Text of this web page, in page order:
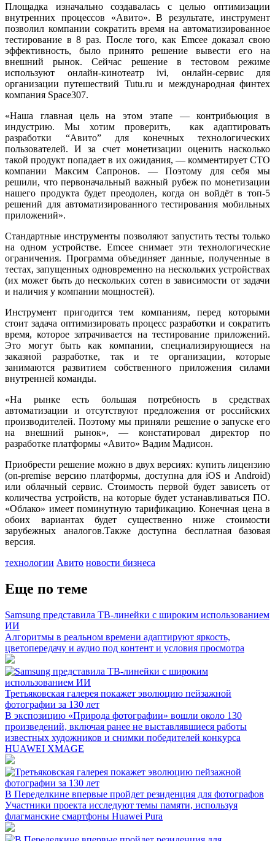
Площадка изначально создавалась с целью оптимизации
внутренних процессов «Авито». В результате, инструмент
позволил компании сократить время на автоматизированное
тестирование в 8 раз. После того, как Emcee доказал свою
эффективность, было принято решение вывести его на
внешний рынок. Сейчас решение в тестовом режиме
используют онлайн-кинотеатр ivi, онлайн-сервис для
организации путешествий Tutu.ru и международная финтех
компания Space307.
«Наша главная цель на этом этапе — контрибьюция в
индустрию. Мы хотим проверить, как адаптировать
разработки “Авито” для конечных технологических
пользователей. И за счет монетизации оценить насколько
такой продукт попадает в их ожидания, — комментирует CTO
компании Максим Сапронов. — Поэтому для себя мы
решили, что первоначальный важный рубеж по монетизации
нашего продукта будет преодолен, когда он войдёт в топ-5
решений для автоматизированного тестирования мобильных
приложений».
Стандартные инструменты позволяют запустить тесты только
на одном устройстве. Emcee снимает эти технологические
ограничения. Программа объединяет данные, полученные в
тестах, запущенных одновременно на нескольких устройствах
(их может быть до нескольких сотен в зависимости от задачи
и наличия у компании мощностей).
Инструмент пригодится тем компаниям, перед которыми
стоит задача оптимизировать процесс разработки и сократить
время, которое затрачивается на тестирование приложений.
Это могут быть как компании, специализирующиеся на
заказной разработке, так и те организации, которые
занимаются развитием собственного приложения силами
внутренней команды.
«На рынке есть большая потребность в средствах
автоматизации и отсутствуют предложения от российских
производителей. Поэтому мы приняли решение о запуске его
на внешний рынок», — констатировал директор по
разработке платформы «Авито» Вадим Мадисон.
Приобрести решение можно в двух версиях: купить лицензию
(on-premise версию платформы, доступна для iOS и Android)
или облачный сервис. Стоимость первой будет зависеть от
количества устройств, на которые будет устанавливаться ПО.
«Облако» имеет поминутную тарификацию. Конечная цена в
обоих вариантах будет существенно ниже стоимости
зарубежных аналогов.Также доступна бесплатная базовая
версия.
технологии Авито новости бизнеса
Еще по теме
Samsung представила ТВ-линейки с широким использованием
ИИ
Алгоритмы в реальном времени адаптируют яркость,
цветопередачу и аудио под контент и условия просмотра
Третьяковская галерея покажет эволюцию пейзажной
фотографии за 130 лет
В экспозицию «Природа фотографии» вошли около 130
произведений, включая ранее не выставлявшиеся работы
известных художников и снимки победителей конкурса
HUAWEI XMAGE
В Переделкине впервые пройдет резиденция для фотографов
Участники проекта исследуют темы памяти, используя
флагманские смартфоны Huawei Pura